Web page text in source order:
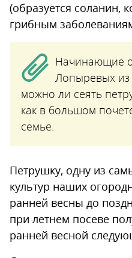
(образуется соланин,
грибным
Начинающие
Лопыревых
можно ли сеять
как в большом
семье.
Петрушку, одну из
культур наших
ранней весны до
при летнем посеве
ранней весной